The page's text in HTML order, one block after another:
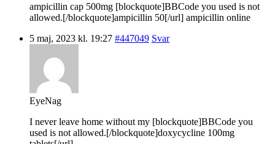
ampicillin cap 500mg [blockquote]BBCode you used is not
allowed.[/blockquote]ampicillin 50[/url] ampicillin online
5 maj, 2023 kl. 19:27 #447049 Svar
EyeNag
I never leave home without my [blockquote]BBCode you
used is not allowed.[/blockquote]doxycycline 100mg